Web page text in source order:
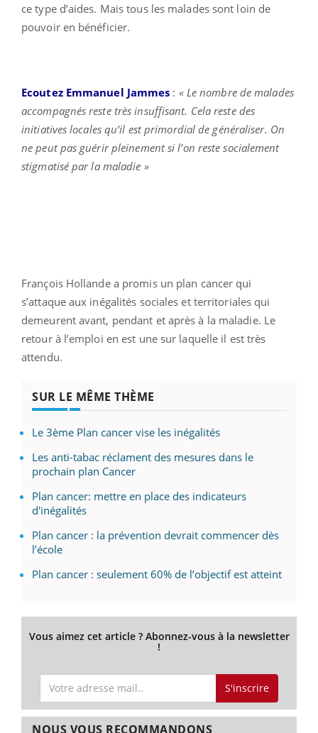
ce type d’aides. Mais tous les malades sont loin de
pouvoir en bénéficier.
Ecoutez Emmanuel Jammes : « Le nombre de malades
accompagnés reste très insuffisant. Cela reste des
initiatives locales qu’il est primordial de généraliser. On
ne peut pas guérir pleinement si l’on reste socialement
stigmatisé par la maladie »
François Hollande a promis un plan cancer qui
s’attaque aux inégalités sociales et territoriales qui
demeurent avant, pendant et après à la maladie. Le
retour à l’emploi en est une sur laquelle il est très
attendu.
SUR LE MÊME THÈME
Le 3ème Plan cancer vise les inégalités
Les anti-tabac réclament des mesures dans le
prochain plan Cancer
Plan cancer: mettre en place des indicateurs
d'inégalités
Plan cancer : la prévention devrait commencer dès
l’école
Plan cancer : seulement 60% de l’objectif est atteint
Vous aimez cet article ? Abonnez-vous à la newsletter
!
S'inscrire
NOUS VOUS RECOMMANDONS